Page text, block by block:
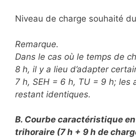
Niveau de charge souhaité
Remarque.
Dans le cas où le temps de
8 h, il y a lieu d’adapter
7 h, SEH = 6 h, TU = 9 h; les
restant identiques.
B. Courbe caractéristique
trihoraire (7 h + 9 h de